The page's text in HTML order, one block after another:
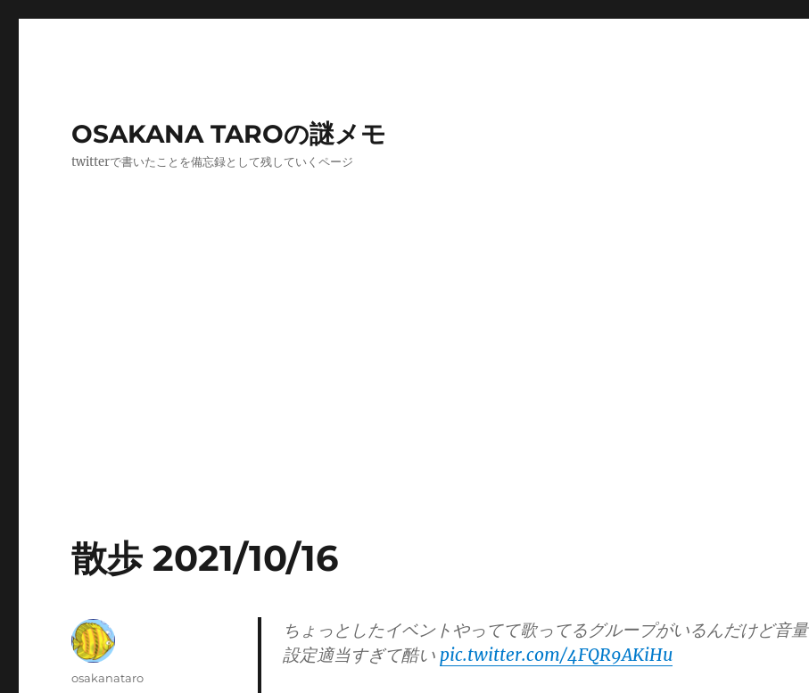
OSAKANA TAROの謎メモ
twitterで書いたことを備忘録として残していくページ
散歩 2021/10/16
ちょっとしたイベントやってて歌ってるグループがいるんだけど音量
設定適当すぎて酷い pic.twitter.com/4FQR9AKiHu
投
osakanataro